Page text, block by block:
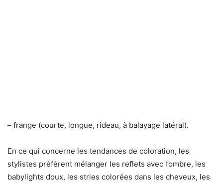
– frange (courte, longue, rideau, à balayage latéral).
En ce qui concerne les tendances de coloration, les
stylistes préfèrent mélanger les reflets avec l’ombre, les
babylights doux, les stries colorées dans les cheveux, les